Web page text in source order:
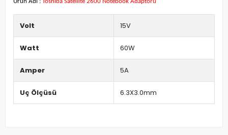
Ürün Adı : Toshiba Satellite 2600 Notebook Adaptörü
Volt 15V
Watt 60W
Amper 5A
Uç Ölçüsü 6.3X3.0mm